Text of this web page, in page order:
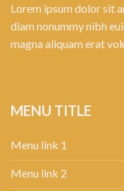
Lorem ipsum dolor sit
diam nonummy nibh
magna aliquam erat
MENU TITLE
Menu link 1
Menu link 2